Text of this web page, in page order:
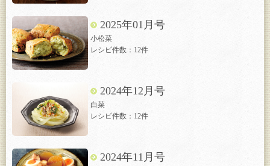
2025年01月号
小松菜
レシピ件数：12件
2024年12月号
白菜
レシピ件数：12件
2024年11月号